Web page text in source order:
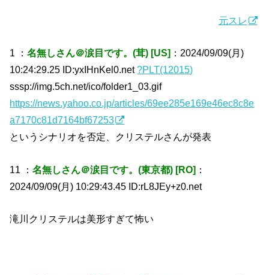
元スレ
1 ：名無しさん＠涙目です。(茸) [US] ：2024/09/09(月)
10:24:29.25 ID:yxIHnKel0.net?PLT(12015)
sssp://img.5ch.net/ico/folder1_03.gif
https://news.yahoo.co.jp/articles/69ee285e169e46ec8c8e
a7170c81d7164bf67253
というシナリオを否定、クリステルさんが発表
11 ：名無しさん＠涙目です。(東京都) [RO] ：
2024/09/09(月) 10:29:43.45 ID:rL8JEy+z0.net
滝川クリステルは美形すぎて怖い